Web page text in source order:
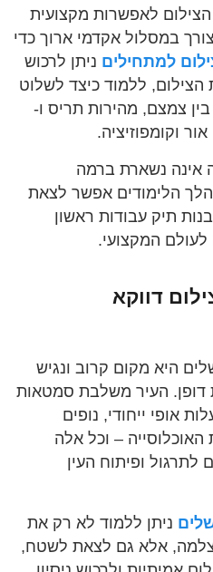
לאפשרות מקצועית
במסלול אקדמי ארוך כדי
למתחילים ניתן לרכוש
הצילום, ללמוד כיצד לשלוט
צמצם, מהירות תריס ו-
אינה נשארת ברמה
הלימודים אפשר לצאת
תיק עבודות ראשון
המקצועי.
דווקא
היא מקום קרוב ונגיש
דופן. העיר משלבת סמטאות
אופי ייחודי, נופים
האוכלוסייה – וכל אלה
ופיתוח העין
ניתן ללמוד לא רק את
אלא גם לצאת לשטח,